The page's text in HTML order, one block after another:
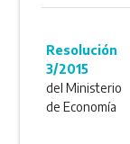
Resolución
3/2015
del Ministerio
de Economía